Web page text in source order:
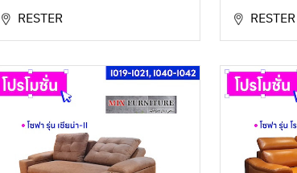
RESTER RESTER